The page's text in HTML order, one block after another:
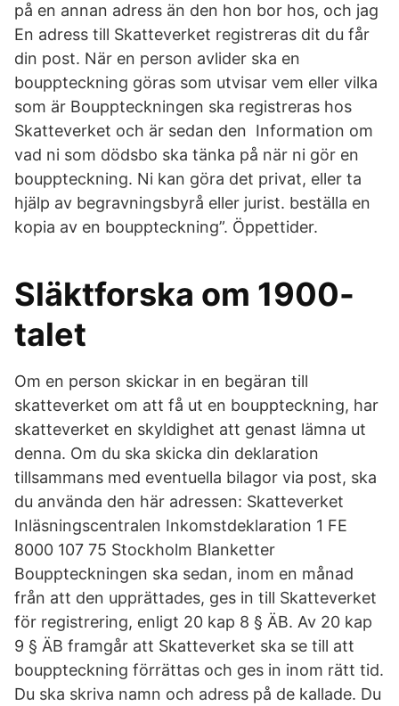
på en annan adress än den hon bor hos, och jag
En adress till Skatteverket registreras dit du får
din post. När en person avlider ska en
bouppteckning göras som utvisar vem eller vilka
som är Bouppteckningen ska registreras hos
Skatteverket och är sedan den Information om
vad ni som dödsbo ska tänka på när ni gör en
bouppteckning. Ni kan göra det privat, eller ta
hjälp av begravningsbyrå eller jurist. beställa en
kopia av en bouppteckning”. Öppettider.
Släktforska om 1900-
talet
Om en person skickar in en begäran till
skatteverket om att få ut en bouppteckning, har
skatteverket en skyldighet att genast lämna ut
denna. Om du ska skicka din deklaration
tillsammans med eventuella bilagor via post, ska
du använda den här adressen: Skatteverket
Inläsningscentralen Inkomstdeklaration 1 FE
8000 107 75 Stockholm Blanketter
Bouppteckningen ska sedan, inom en månad
från att den upprättades, ges in till Skatteverket
för registrering, enligt 20 kap 8 § ÄB. Av 20 kap
9 § ÄB framgår att Skatteverket ska se till att
bouppteckning förrättas och ges in inom rätt tid.
Du ska skriva namn och adress på de kallade. Du